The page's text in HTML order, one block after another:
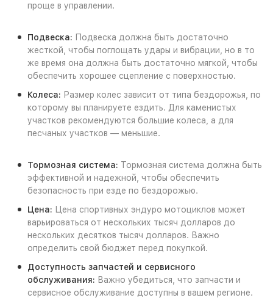
проще в управлении.
Подвеска: Подвеска должна быть достаточно
жесткой, чтобы поглощать удары и вибрации, но в то
же время она должна быть достаточно мягкой, чтобы
обеспечить хорошее сцепление с поверхностью.
Колеса: Размер колес зависит от типа бездорожья, по
которому вы планируете ездить. Для каменистых
участков рекомендуются большие колеса, а для
песчаных участков — меньшие.
Тормозная система: Тормозная система должна быть
эффективной и надежной, чтобы обеспечить
безопасность при езде по бездорожью.
Цена: Цена спортивных эндуро мотоциклов может
варьироваться от нескольких тысяч долларов до
нескольких десятков тысяч долларов. Важно
определить свой бюджет перед покупкой.
Доступность запчастей и сервисного
обслуживания: Важно убедиться, что запчасти и
сервисное обслуживание доступны в вашем регионе.